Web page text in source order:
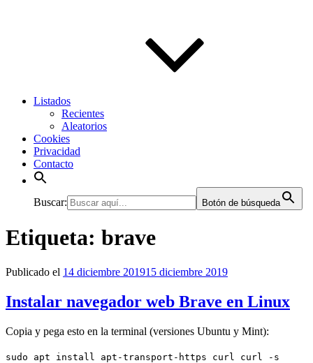
Listados
Recientes
Aleatorios
Cookies
Privacidad
Contacto
Buscar: Botón de búsqueda
Etiqueta: brave
Publicado el 14 diciembre 201915 diciembre 2019
Instalar navegador web Brave en Linux
Copia y pega esto en la terminal (versiones Ubuntu y Mint):
sudo apt install apt-transport-https curl curl -s